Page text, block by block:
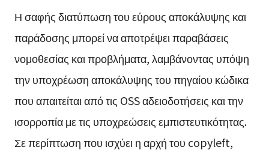
Η σαφής διατύπωση του εύρους αποκάλυψης και
παράδοσης μπορεί να αποτρέψει παραβάσεις
νομοθεσίας και προβλήματα, λαμβάνοντας υπόψη
την υποχρέωση αποκάλυψης του πηγαίου κώδικα
που απαιτείται από τις OSS αδειοδοτήσεις και την
ισορροπία με τις υποχρεώσεις εμπιστευτικότητας.
Σε περίπτωση που ισχύει η αρχή του copyleft,